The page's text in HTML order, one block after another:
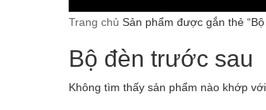
Trang chủ Sản phẩm được gắn thẻ
Bộ đèn trước sau
Không tìm thấy sản phẩm nào khớp